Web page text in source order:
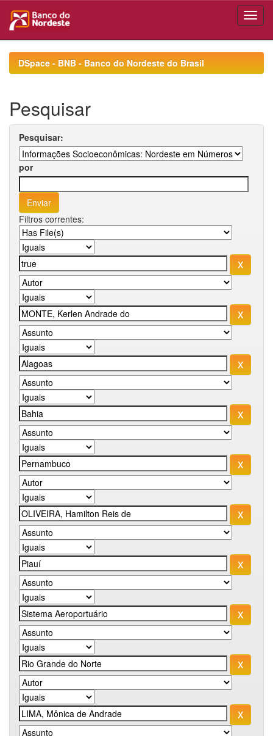
navigationDSpace - BNB - Banco do Nordeste do Brasil
Pesquisar
Pesquisar:
por
Filtros correntes: